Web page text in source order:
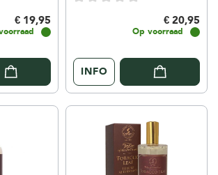
€ 19,95 € 20,95
Op voorraad
INFO